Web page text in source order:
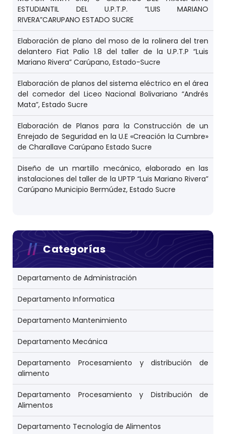
ESTUDIANTIL DEL U.P.T.P. “LUIS MARIANO
RIVERA”CARUPANO ESTADO SUCRE
Elaboración de plano del moso de la rolinera del tren
delantero Fiat Palio 1.8 del taller de la U.P.T.P “Luis
Mariano Rivera” Carúpano, Estado-Sucre
Elaboración de planos del sistema eléctrico en el área
del comedor del Liceo Nacional Bolivariano “Andrés
Mata”, Estado Sucre
Elaboración de Planos para la Construcción de un
Enrejado de Seguridad en la U.E «Creación la Cumbre»
de Charallave Carúpano Estado Sucre
Diseño de un martillo mecánico, elaborado en las
instalaciones del taller de la UPTP “Luis Mariano Rivera”
Carúpano Municipio Bermúdez, Estado Sucre
Categorías
Departamento de Administración
Departamento Informatica
Departamento Mantenimiento
Departamento Mecánica
Departamento Procesamiento y distribución de
alimento
Departamento Procesamiento y Distribución de
Alimentos
Departamento Tecnología de Alimentos